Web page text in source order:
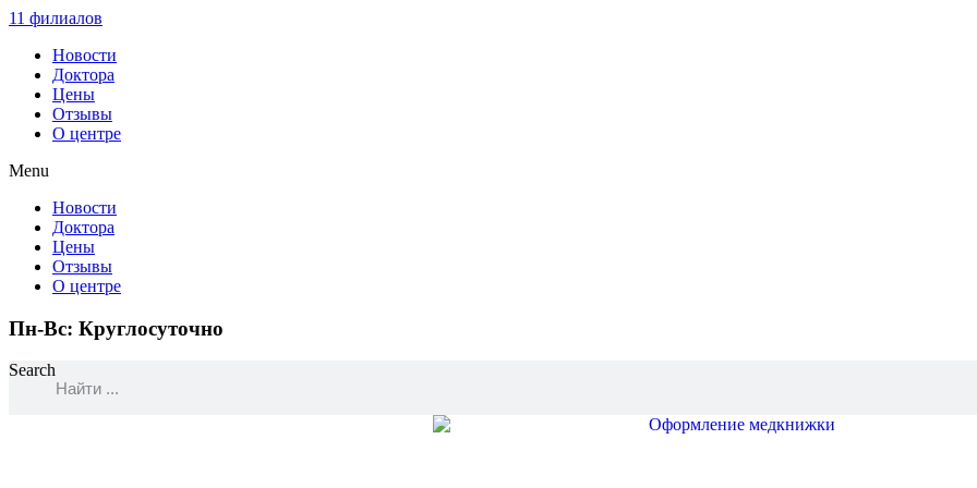
11 филиалов
Новости
Доктора
Цены
Отзывы
О центре
Menu
Новости
Доктора
Цены
Отзывы
О центре
Пн-Вс: Круглосуточно
Search